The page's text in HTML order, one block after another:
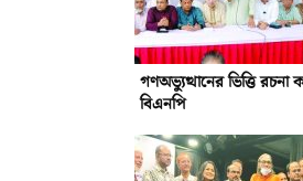
গণঅভ্যুত্থানের ভিত্তি রচনা
বিএনপি